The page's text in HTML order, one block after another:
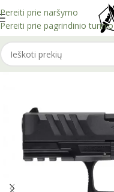
Pereiti prie naršymo
Pereiti prie pagrindinio turinio